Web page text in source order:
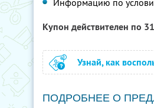
Информацию по
Купон действителен по
Узнай, как
ПОДРОБНЕЕ О